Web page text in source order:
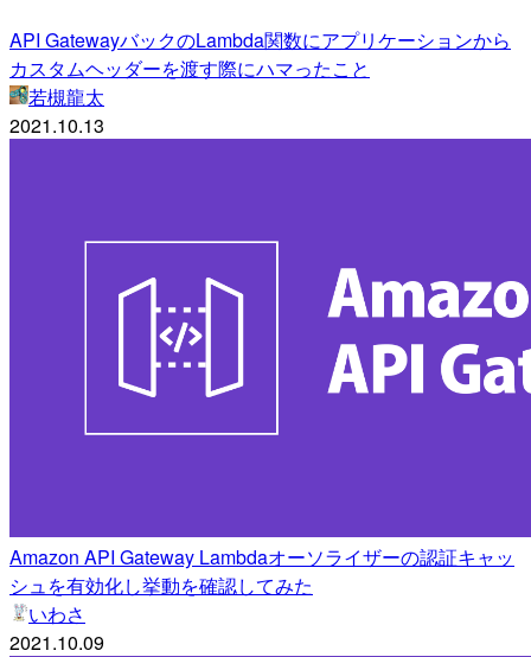
API GatewayバックのLambda関数にアプリケーションから
カスタムヘッダーを渡す際にハマったこと
若槻龍太
2021.10.13
Amazon API Gateway Lambdaオーソライザーの認証キャッ
シュを有効化し挙動を確認してみた
いわさ
2021.10.09